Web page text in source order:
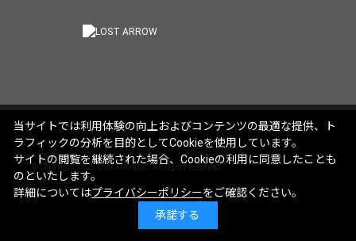
© Copyright 2025 Lost Arrow,Inc. All rights reserved.
当サイトでは利用体験の向上およびコンテンツの最適な提供、ト
ラフィックの分析を目的としてCookieを使用しています。
サイトの閲覧を継続された場合、Cookieの利用に同意したことも
のといたします。
詳細についてはプライバシーポリシーをご確認ください。
承諾する